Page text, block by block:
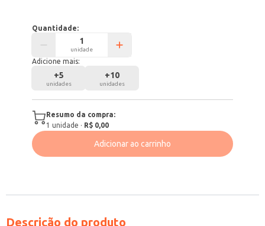
Quantidade:
unidade
Adicione mais:
+5
unidades
+10
unidades
Resumo da compra:
1 unidade · R$ 0,00
Adicionar ao carrinho
Descrição do produto